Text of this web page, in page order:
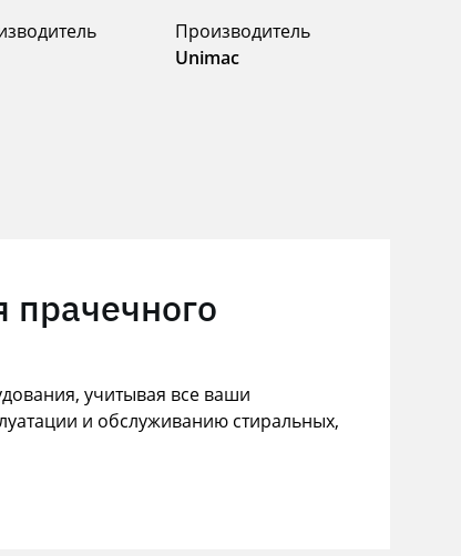
Производитель
Unimac
прачечного
учитывая все ваши
и обслуживанию стиральных,